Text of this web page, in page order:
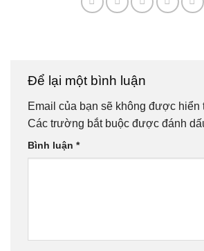
Để lại một bình luận
Email của bạn sẽ không được hiển
Các trường bắt buộc được đánh
Bình luận *